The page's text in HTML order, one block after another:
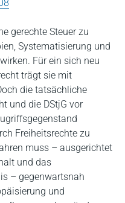
gerechte Steuer zu
Systematisierung und
Für ein sich neu
trägt sie mit
die tatsächliche
und die DStjG vor
Freiheitsrechte zu
muss – ausgerichtet
und das
– gegenwartsnah
und